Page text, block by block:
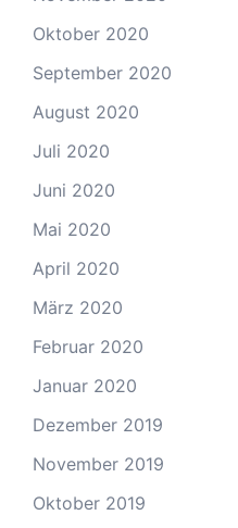
Oktober 2020
September 2020
August 2020
Juli 2020
Juni 2020
Mai 2020
April 2020
März 2020
Februar 2020
Januar 2020
Dezember 2019
November 2019
Oktober 2019